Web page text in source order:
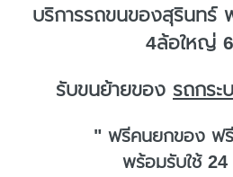
บริการรถขนของสุรินทร์พ
4ล้อใหญ่
รับขนย้ายของ รถกระ
" ฟรีคนยกของ ฟ
พร้อมรับใช้ 24